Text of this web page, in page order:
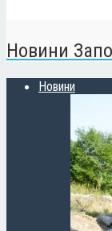
Новини
Новини